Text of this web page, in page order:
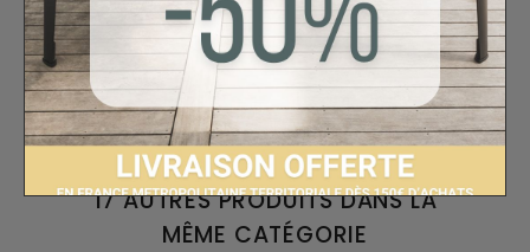
- 1 jeu de billes Anglais diamètre 50.8mm
- 1 triangle
- 2 craies
17 AUTRES PRODUITS DANS LA
MÊME CATÉGORIE